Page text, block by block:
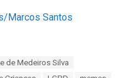
Marcos Santos
de Medeiros Silva